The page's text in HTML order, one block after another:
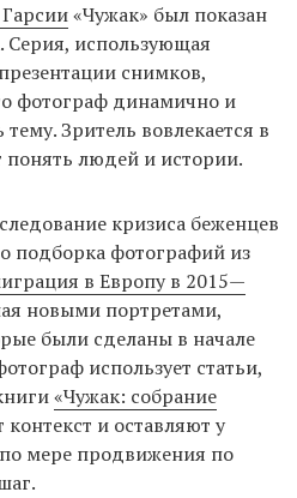
«Чужак» был показан
Серия, использующая
снимков,
фотограф динамично и
Зритель вовлекается в
понять людей и истории.
кризиса беженцев
подборка фотографий из
в Европу в 2015—
новыми портретами,
были сделаны в начале
использует статьи,
«Чужак: собрание
и оставляют у
мере продвижения по